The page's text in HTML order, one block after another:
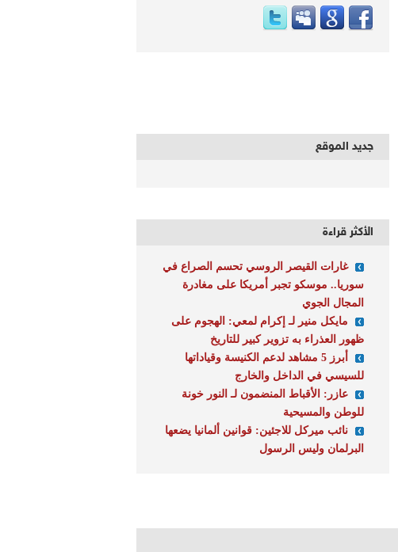
جديد الموقع
الأكثر قراءة
غارات القيصر الروسي تحسم الصراع في
سوريا.. موسكو تجبر أمريكا على مغادرة
المجال الجوي
مايكل منير لـ إكرام لمعي: الهجوم على
ظهور العذراء به تزوير كبير للتاريخ
أبرز 5 مشاهد لدعم الكنيسة وقياداتها
للسيسي في الداخل والخارج
عازر: الأقباط المنضمون لـ النور خونة
للوطن والمسيحية
نائب ميركل للاجئين: قوانين ألمانيا يضعها
البرلمان وليس الرسول